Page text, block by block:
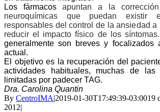
Los fármacosapuntan a la
neuroquímicas que puedan existir
responsables del control de la ansiedad a
reducir el impacto físico de los síntomas.
generalmente son breves y focalizados
actual.
El objetivo es la recuperación del
actividades habituales, muchas de
limitadas por padecer TAG.
Dra. Carolina Quantin
By CentroIMA|2019-01-30T17:49:39-03:0019
2012|